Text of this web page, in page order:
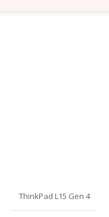
ThinkPad L15 Gen 4